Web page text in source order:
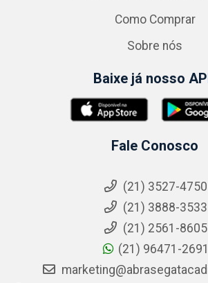
Como Comprar
Sobre nós
Baixe já nosso
Fale Conosco
(21) 3527-4750
(21) 3888-3533
(21) 2561-8605
(21) 96471-2691